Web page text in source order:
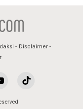
Disclaimer